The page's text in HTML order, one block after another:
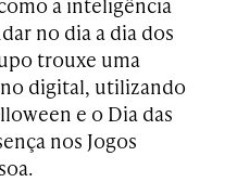
no dia a dia dos
trouxe uma
digital, utilizando
e o Dia das
nos Jogos